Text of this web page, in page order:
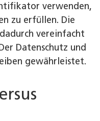
verwenden,
zu erfüllen. Die
vereinfacht
Datenschutz und
gewährleistet.